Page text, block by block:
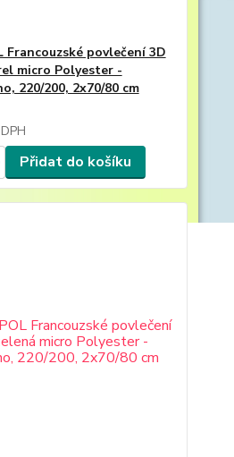
Francouzské povlečení 3D
micro Polyester -
220/200, 2x70/80 cm
Přidat do košíku